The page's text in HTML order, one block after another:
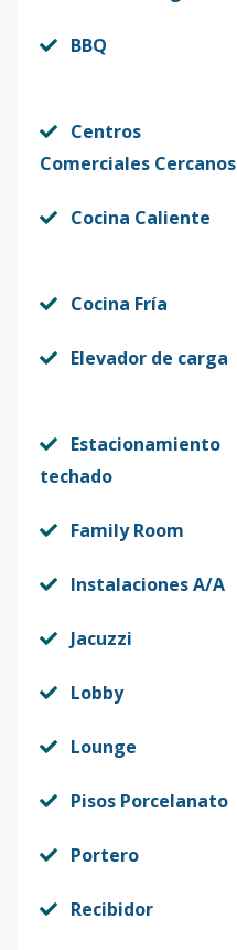
BBQ
Centros
Comerciales Cercanos
Cocina Caliente
Cocina Fría
Elevador de carga
Estacionamiento
techado
Family Room
Instalaciones A/A
Jacuzzi
Lobby
Lounge
Pisos Porcelanato
Portero
Recibidor